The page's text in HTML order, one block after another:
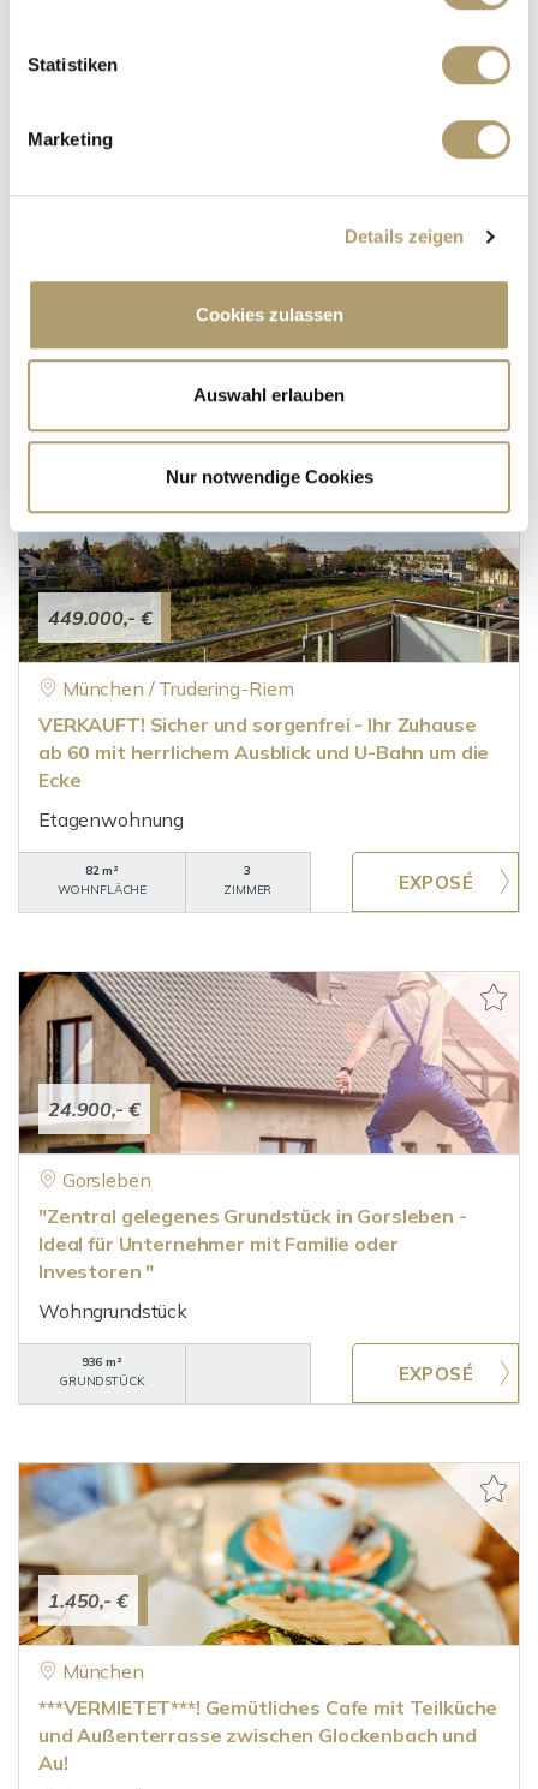
Statistiken
Marketing
Details zeigen
Cookies zulassen
Auswahl erlauben
Nur notwendige Cookies
1.590.000,- €
München / Allach-Untermenzing
Traumgrundstück in Untermenzing - Allach!
ZIMMER
449.000,- €
München / Trudering-Riem
VERKAUFT! Sicher und sorgenfrei - Ihr Zuhause
ab 60 mit herrlichem Ausblick und U-Bahn um die
Ecke
Etagenwohnung
82 m²
WOHNFLÄCHE
3
ZIMMER
24.900,- €
Gorsleben
"Zentral gelegenes Grundstück in Gorsleben -
Ideal für Unternehmer mit Familie oder
Investoren "
Wohngrundstück
936 m²
GRUNDSTÜCK
1.450,- €
München
***VERMIETET***! Gemütliches Cafe mit Teilküche
und Außenterrasse zwischen Glockenbach und
Au!